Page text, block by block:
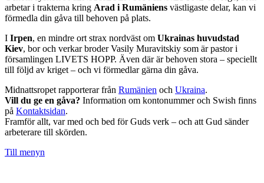
arbetar i trakterna kring Arad i Rumäniens västligaste delar, kan vi
förmedla din gåva till behoven på plats.
I Irpen, en mindre ort strax nordväst om Ukrainas huvudstad
Kiev, bor och verkar broder Vasily Muravitskiy som är pastor i
församlingen LIVETS HOPP. Även där är behoven stora – speciellt
till följd av kriget – och vi förmedlar gärna din gåva.
Midnattsropet rapporterar från Rumänien och Ukraina.
Vill du ge en gåva? Information om kontonummer och Swish finns
på Kontaktsidan.
Framför allt, var med och bed för Guds verk – och att Gud sänder
arbeterare till skörden.
Till menyn